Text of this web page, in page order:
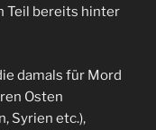
Teil bereits hinter
damals für Mord
Osten
Syrien etc.),